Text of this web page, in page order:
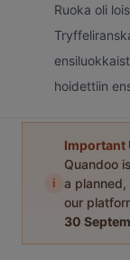
Ruoka oli
hoidettiin
i
Important
Quandoo
a
our
30